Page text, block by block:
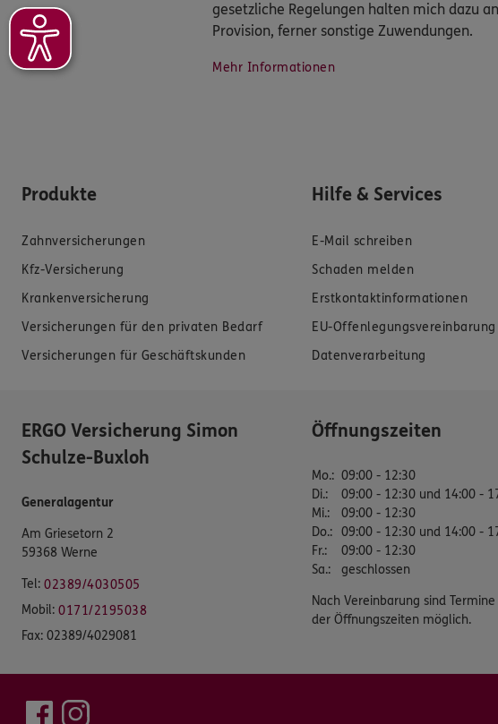
gesetzliche Regelungen halten mich dazu
Provision, ferner sonstige Zuwendungen.
Mehr Informationen
Produkte
Zahnversicherungen
Kfz-Versicherung
Krankenversicherung
Versicherungen für den privaten Bedarf
Versicherungen für Geschäftskunden
Hilfe & Services
E-Mail schreiben
Schaden melden
Erstkontaktinformationen
EU-Offenlegungsvereinbarung
Datenverarbeitung
ERGO Versicherung Simon
Schulze-Buxloh
Generalagentur
Am Griesetorn 2
59368 Werne
Tel: 02389/4030505
Mobil: 0171/2195038
Fax: 02389/4029081
Öffnungszeiten
Mo.: 09:00 - 12:30
Di.:
09:00 - 12:30 und 14:00 -
Mi.:
09:00 - 12:30
Do.: 09:00 - 12:30 und 14:00 -
Fr.:
09:00 - 12:30
Sa.: geschlossen
Nach Vereinbarung sind
der Öffnungszeiten möglich.